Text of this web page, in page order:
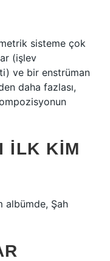
sisteme çok
(işlev
ve bir enstrüman
daha fazlası,
ILK KIM
albümde, Şah